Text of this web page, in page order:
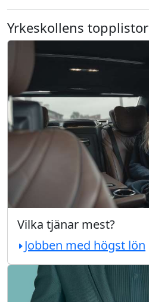
Yrkeskollens topplistor
Vilka tjänar mest?
Jobben med högst lön